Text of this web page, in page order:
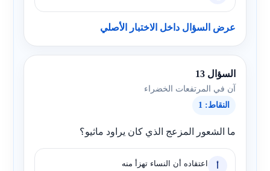
عرض السؤال داخل الاختبار الأصلي
السؤال 13
آن في المرتفعات الخضراء
النقاط: 1
ما الشعور المزعج الذي كان يراود ماثيو؟
أ اعتقاده أن النساء تهزأ منه